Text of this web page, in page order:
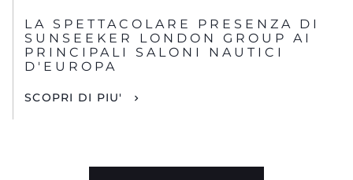
LA SPETTACOLARE PRESENZA DI
SUNSEEKER LONDON GROUP AI
PRINCIPALI SALONI NAUTICI
D'EUROPA
SCOPRI DI PIU'